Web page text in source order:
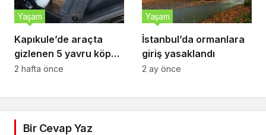
Kapıkule’de araçta
gizlenen 5 yavru köpek
ele geçirildi
Yaşam
2 hafta önce
İstanbul’da ormanlara
giriş yasaklandı
Yaşam
2 ay önce
Bir Cevap Yaz